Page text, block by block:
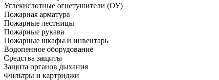
Углекислотные огнетушители (ОУ)
Пожарная арматура
Пожарные лестницы
Пожарные рукава
Пожарные шкафы и инвентарь
Водопенное оборудование
Средства защиты
Защита органов дыхания
Фильтры и картриджи